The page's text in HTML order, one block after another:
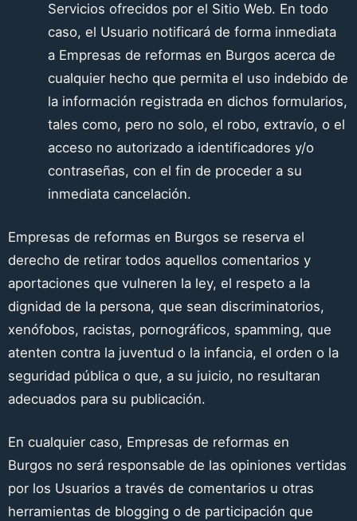
Servicios ofrecidos por el Sitio Web. En todo
caso, el Usuario notificará de forma inmediata
a Empresas de reformas en Burgos acerca de
cualquier hecho que permita el uso indebido de
la información registrada en dichos formularios,
tales como, pero no solo, el robo, extravío, o el
acceso no autorizado a identificadores y/o
contraseñas, con el fin de proceder a su
inmediata cancelación.
Empresas de reformas en Burgos se reserva el
derecho de retirar todos aquellos comentarios y
aportaciones que vulneren la ley, el respeto a la
dignidad de la persona, que sean discriminatorios,
xenófobos, racistas, pornográficos, spamming, que
atenten contra la juventud o la infancia, el orden o la
seguridad pública o que, a su juicio, no resultaran
adecuados para su publicación.
En cualquier caso, Empresas de reformas en
Burgos no será responsable de las opiniones vertidas
por los Usuarios a través de comentarios u otras
herramientas de blogging o de participación que